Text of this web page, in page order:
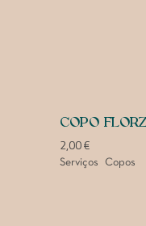
COPO
2,00€
Serviços Copos